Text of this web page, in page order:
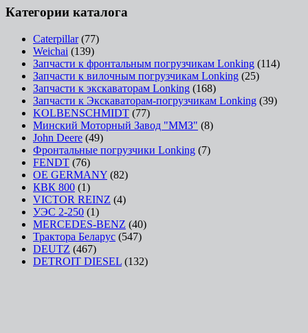
Категории каталога
Caterpillar (77)
Weichai (139)
Запчасти к фронтальным погрузчикам Lonking (114)
Запчасти к вилочным погрузчикам Lonking (25)
Запчасти к экскаваторам Lonking (168)
Запчасти к Экскаваторам-погрузчикам Lonking (39)
KOLBENSCHMIDT (77)
Минский Моторный Завод "ММЗ" (8)
John Deere (49)
Фронтальные погрузчики Lonking (7)
FENDT (76)
OE GERMANY (82)
КВК 800 (1)
VICTOR REINZ (4)
УЭС 2-250 (1)
MERCEDES-BENZ (40)
Трактора Беларус (547)
DEUTZ (467)
DETROIT DIESEL (132)